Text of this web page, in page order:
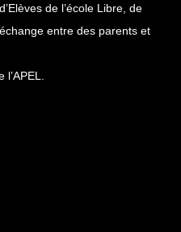
de l’école Libre, de
entre des parents et